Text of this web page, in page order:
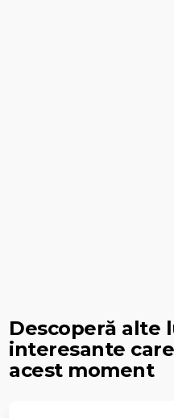
Descoperă alte
interesante
acest moment